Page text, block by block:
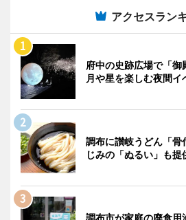
アクセスラン
府中の史跡広場で「
月や星を楽しむ夜間イ
調布に讃岐うどん「
じみの「ぬるい」も提
調布市が家庭の廃食